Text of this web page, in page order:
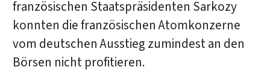
französischen Staatspräsidenten Sarkozy
konnten die französischen Atomkonzerne
vom deutschen Ausstieg zumindest an den
Börsen nicht profitieren.